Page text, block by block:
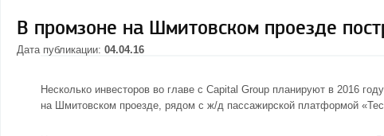
В промзоне на Шмитовском проезде
Дата публикации: 04.04.16
Несколько инвесторов во главе с Capital Group планируют в 2016
на Шмитовском проезде, рядом с ж/д пассажирской платформой